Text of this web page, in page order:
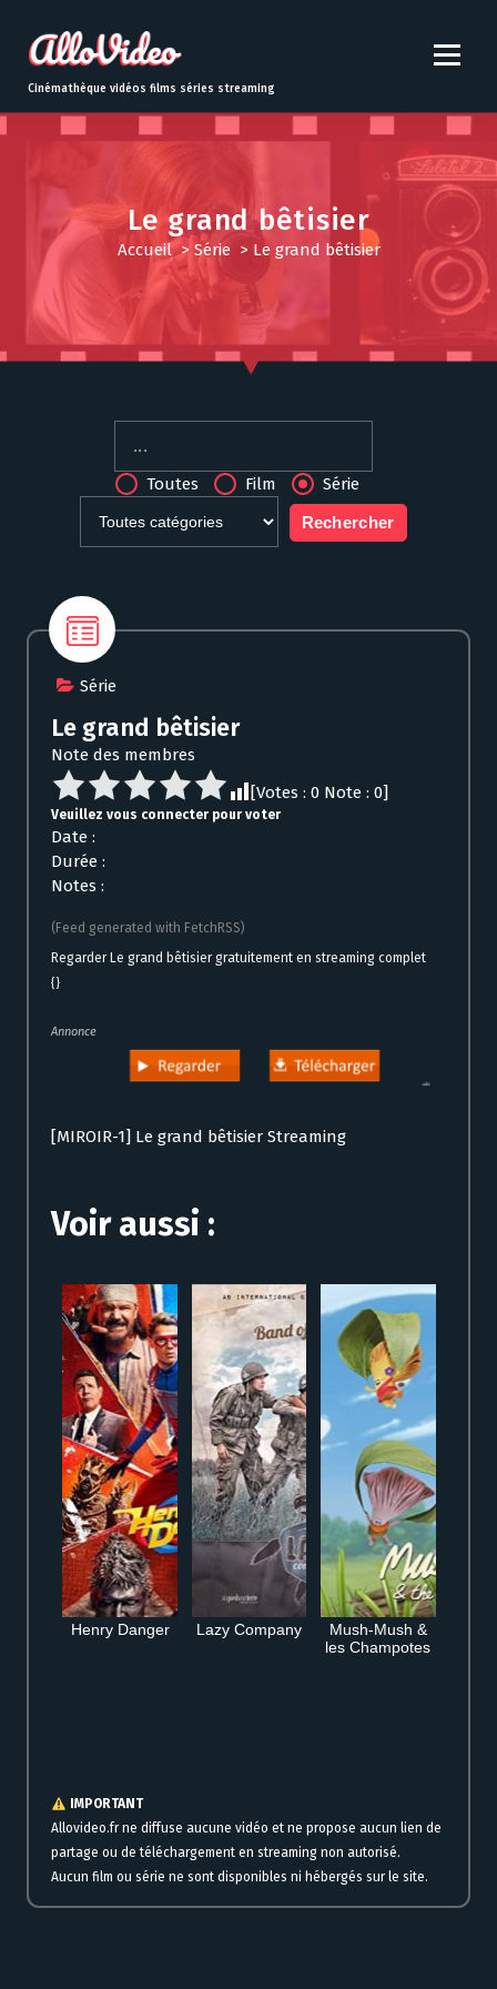
t
o
Cinémathèque vidéos films séries streaming
Le grand bêtisier
Accueil> Série > Le grand bêtisier
Toutes Film Série
Série
Le grand bêtisier
Note des membres
[Votes : 0 Note : 0]
Veuillez vous connecter pour voter
Date :
Durée :
Notes :
(Feed generated with FetchRSS)
Regarder Le grand bêtisier gratuitement en streaming complet
{}
Annonce
[MIROIR-1] Le grand bêtisier Streaming
Voir aussi :
Henry Danger Lazy Company
Mush-Mush &
les Champotes
IMPORTANT
Allovideo.fr ne diffuse aucune vidéo et ne propose aucun lien de
partage ou de téléchargement en streaming non autorisé.
Aucun film ou série ne sont disponibles ni hébergés sur le site.